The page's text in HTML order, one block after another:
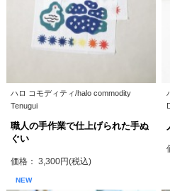
ハロ コモディティ/halo commodity
Tenugui
職人の手作業で仕上げられた手ぬ
ぐい
価格： 3,300円(税込)
NEW